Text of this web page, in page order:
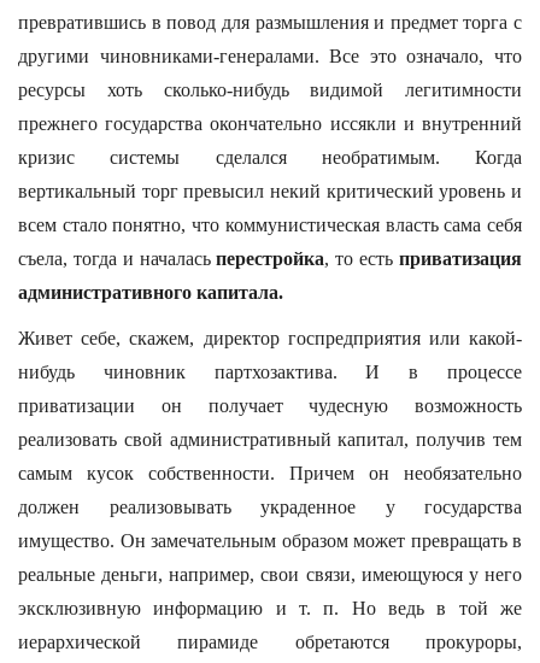
превратившись в повод для размышления и предмет торга с
другими чиновниками-генералами. Все это означало, что
ресурсы хоть сколько-нибудь видимой легитимности
прежнего государства окончательно иссякли и внутренний
кризис системы сделался необратимым. Когда
вертикальный торг превысил некий критический уровень и
всем стало понятно, что коммунистическая власть сама себя
съела, тогда и началасьперестройка, то естьприватизация
административного капитала.
Живет себе, скажем, директор госпредприятия или какой-
нибудь чиновник партхозактива. И в процессе
приватизации он получает чудесную возможность
реализовать свой административный капитал, получив тем
самым кусок собственности. Причем он необязательно
должен реализовывать украденное у государства
имущество. Он замечательным образом может превращать в
реальные деньги, например, свои связи, имеющуюся у него
эксклюзивную информацию и т. п. Но ведь в той же
иерархической пирамиде обретаются прокуроры,